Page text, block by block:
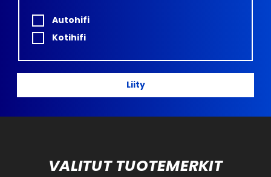
Autohifi
Kotihifi
Liity
VALITUT TUOTEMERKIT